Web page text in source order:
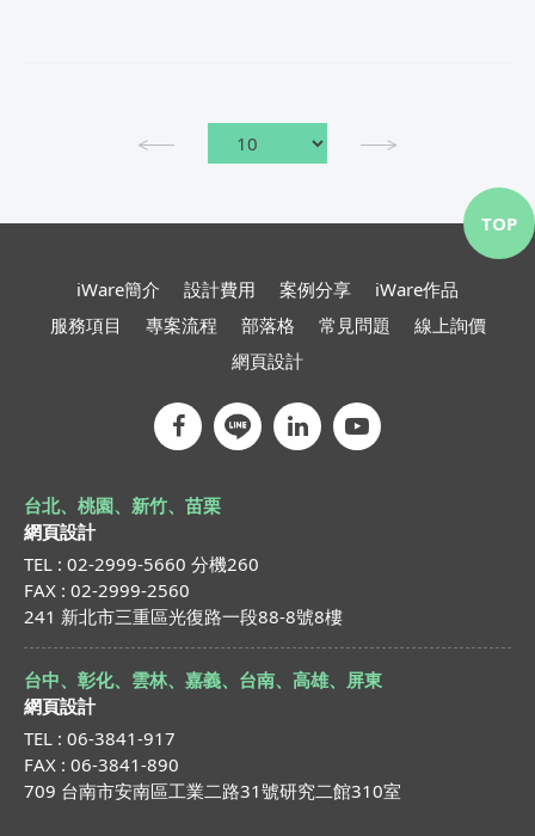
iWare簡介 設計費用 案例分享
iWare作品
服務項目
專案流程 部落格 常見問題
線上詢價
網頁設計
台北、桃園、新竹、苗栗
網頁設計
TEL : 02-2999-5660 分機260
FAX : 02-2999-2560
241 新北市三重區光復路一段88-8號8樓
台中、彰化、雲林、嘉義、台南、高雄、屏東
網頁設計
TEL : 06-3841-917
FAX : 06-3841-890
709 台南市安南區工業二路31號研究二館310室
TOP